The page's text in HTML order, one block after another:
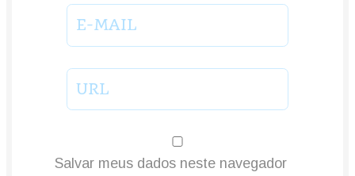
E-MAIL
URL
Salvar meus dados neste navegador